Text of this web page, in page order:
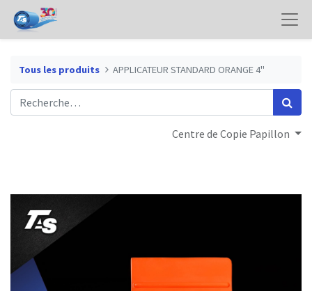
Tous les produits APPLICATEUR STANDARD ORANGE 4"
Centre de Copie Papillon